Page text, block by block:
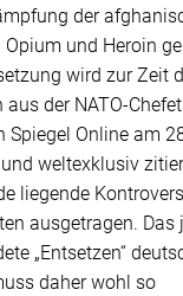
der
und Heroin
wird zur Zeit
aus der NATO-
Spiegel Online am
weltexklusiv
liegende
ausgetragen. Das
„Entsetzen“
daher wohl so